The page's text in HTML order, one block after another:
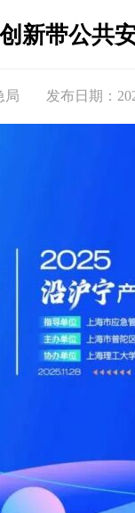
新带公共
局 发布日期：